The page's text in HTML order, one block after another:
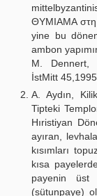
ΘΥΜΙΑΜΑ στη
yine bu
ambon
M. Dennert,
İstMitt
A. Aydın,
Tipteki
Hıristiyan
ayıran,
kısımları
kısa
payenin üst
(sütunpaye)